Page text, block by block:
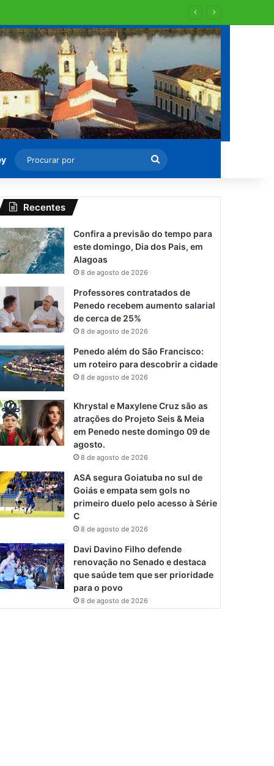
Procurar
por
Recentes
Confira a previsão do tempo para
este domingo, Dia dos Pais, em
Alagoas
8 de agosto de 2026
Professores contratados de
Penedo recebem aumento salarial
de cerca de 25%
8 de agosto de 2026
Penedo além do São Francisco:
um roteiro para descobrir a cidade
8 de agosto de 2026
Khrystal e Maxylene Cruz são as
atrações do Projeto Seis & Meia
em Penedo neste domingo 09 de
agosto.
8 de agosto de 2026
ASA segura Goiatuba no sul de
Goiás e empata sem gols no
primeiro duelo pelo acesso à Série
C
8 de agosto de 2026
Davi Davino Filho defende
renovação no Senado e destaca
que saúde tem que ser prioridade
para o povo
8 de agosto de 2026